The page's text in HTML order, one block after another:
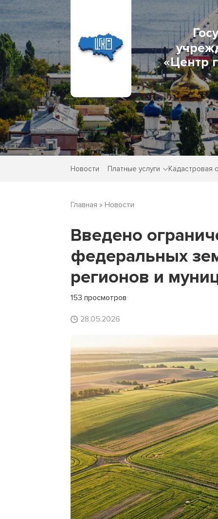
«Центр
Новости Платные услуги Кадастровая
Главная » Новости
Введено
федеральных
регионов и
153 просмотров
28.05.2026